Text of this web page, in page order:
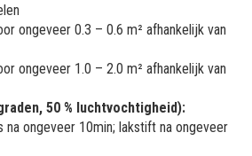
ongeveer 0.3 – 0.6 m² afhankelijk van
ongeveer 1.0 – 2.0 m² afhankelijk van
50 % luchtvochtigheid):
na ongeveer 10min; lakstift na ongeveer